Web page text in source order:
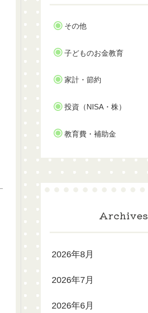
その他
子どものお金教育
家計・節約
投資（NISA・株）
教育費・補助金
Archives
2026年8月
2026年7月
2026年6月